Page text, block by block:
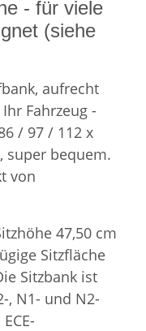
- für viele
(siehe
aufrecht
Fahrzeug -
/ 97 / 112 x
super bequem.
von
47,50 cm
Sitzfläche
Sitzbank ist
, N1- und N2-